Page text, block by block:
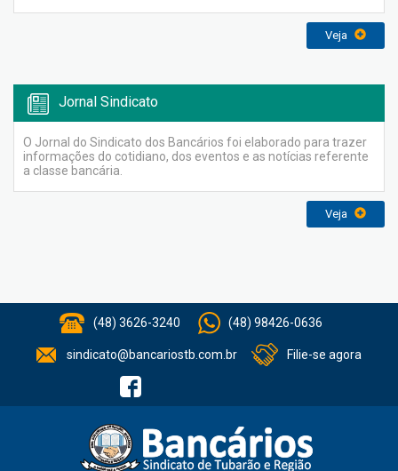
Veja
Jornal Sindicato
O Jornal do Sindicato dos Bancários foi elaborado para trazer
informações do cotidiano, dos eventos e as notícias referente
a classe bancária.
Veja
(48) 3626-3240 (48) 98426-0636
sindicato@bancariostb.com.br Filie-se agora